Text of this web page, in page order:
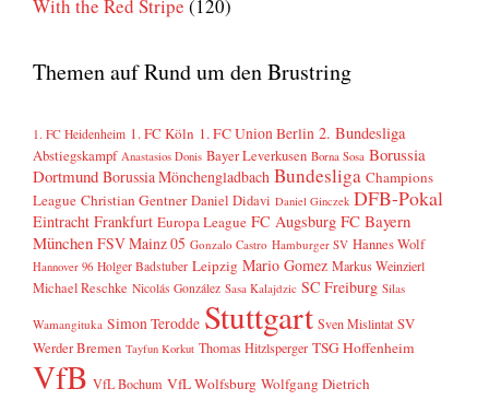
With the Red Stripe (120)
Themen auf Rund um den Brustring
1. FC Heidenheim 1. FC Köln 1. FC Union Berlin 2. Bundesliga
Abstiegskampf Anastasios Donis Bayer Leverkusen Borna Sosa Borussia
Dortmund Borussia Mönchengladbach Bundesliga Champions
League Christian Gentner Daniel Didavi Daniel Ginczek DFB-Pokal
Eintracht Frankfurt Europa League FC Augsburg FC Bayern
München FSV Mainz 05 Gonzalo Castro Hamburger SV Hannes Wolf
Hannover 96 Holger Badstuber Leipzig Mario Gomez Markus Weinzierl
Michael Reschke Nicolás González Sasa Kalajdzic SC Freiburg Silas
Wamangituka Simon Terodde Stuttgart Sven Mislintat SV
Werder Bremen Tayfun Korkut Thomas Hitzlsperger TSG Hoffenheim
VfB VfL Bochum VfL Wolfsburg Wolfgang Dietrich